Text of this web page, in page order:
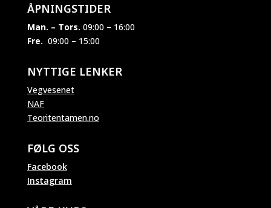
ÅPNINGSTIDER
Man. – Tors. 09:00 – 16:00
Fre. 09:00 – 15:00
NYTTIGE LENKER
Vegvesenet
NAF
Teoritentamen.no
FØLG OSS
Facebook
Instagram